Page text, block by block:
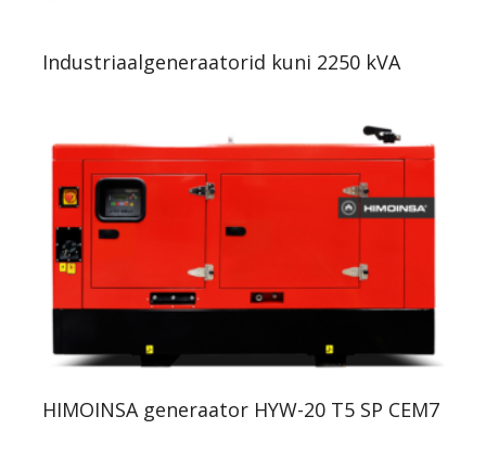
Industriaalgeneraatorid kuni 2250 kVA
HIMOINSA generaator HYW-20 T5 SP CEM7